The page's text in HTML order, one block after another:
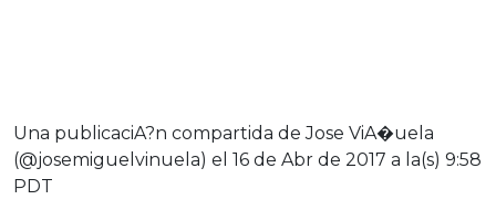
Una publicaciA?n compartida de Jose ViA�uela
(@josemiguelvinuela) el 16 de Abr de 2017 a la(s) 9:58
PDT